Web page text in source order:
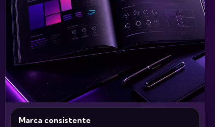
Marca consistente